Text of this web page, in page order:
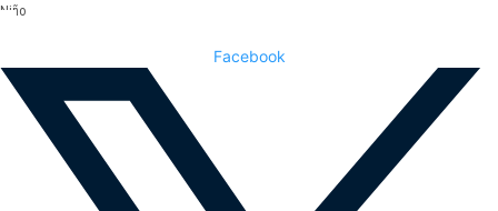
Niño
Facebook